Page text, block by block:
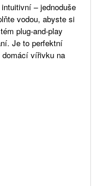
– jednoduše
vodou, abyste si
plug-and-play
Je to perfektní
vířivku na